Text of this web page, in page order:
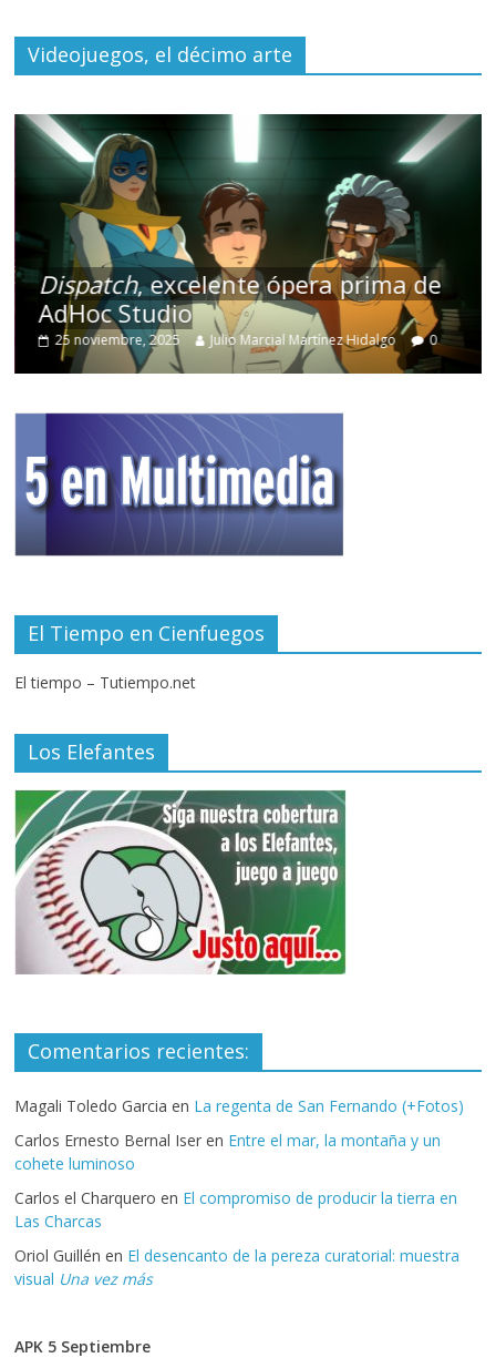
Videojuegos, el décimo arte
Dispatch, excelente ópera prima de
AdHoc Studio
25 noviembre, 2025 Julio Marcial Martínez Hidalgo 0
El Tiempo en Cienfuegos
El tiempo – Tutiempo.net
Los Elefantes
Comentarios recientes:
Magali Toledo Garcia en La regenta de San Fernando (+Fotos)
Carlos Ernesto Bernal Iser en Entre el mar, la montaña y un
cohete luminoso
Carlos el Charquero en El compromiso de producir la tierra en
Las Charcas
Oriol Guillén en El desencanto de la pereza curatorial: muestra
visual Una vez más
APK 5 Septiembre